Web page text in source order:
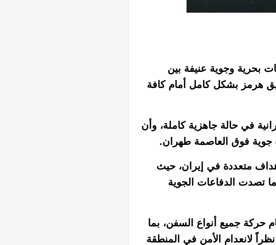
بحرية وجوية عنيفة بين
هرمز بشكل كامل أمام كافة
في حالة جاهزية كاملة، وأن
جوية فوق العاصمة طهران.
متعددة في إيران، حيث
تصدت الدفاعات الجوية
حركة جميع أنواع السفن، بما
لانعدام الأمن في المنطقة